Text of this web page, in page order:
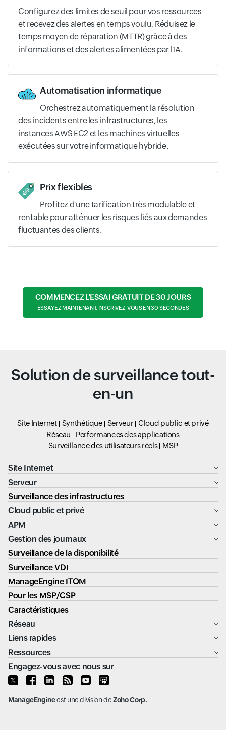
Configurez des limites de seuil pour vos ressources
et recevez des alertes en temps voulu. Réduisez le
temps moyen de réparation (MTTR) grâce à des
informations et des alertes alimentées par l'IA.
Automatisation informatique
Orchestrez automatiquement la résolution
des incidents entre les infrastructures, les
instances AWS EC2 et les machines virtuelles
exécutées sur votre informatique hybride.
Prix flexibles
Profitez d'une tarification très modulable et
rentable pour atténuer les risques liés aux demandes
fluctuantes des clients.
COMMENCEZ L'ESSAI GRATUIT DE 30 JOURS
ESSAYEZ MAINTENANT, INSCRIVEZ-VOUS EN 30 SECONDES
Solution de surveillance tout-
en-un
Site Internet Synthétique Serveur
Cloud public et privé
Réseau
Performances des applications
Surveillance des utilisateurs réels
MSP
Site Internet
Serveur
Surveillance des infrastructures
Cloud public et privé
APM
Gestion des journaux
Surveillance de la disponibilité
Surveillance VDI
ManageEngine ITOM
Pour les MSP/CSP
Caractéristiques
Réseau
Liens rapides
Ressources
Engagez-vous avec nous sur
ManageEngineest une division deZoho Corp.